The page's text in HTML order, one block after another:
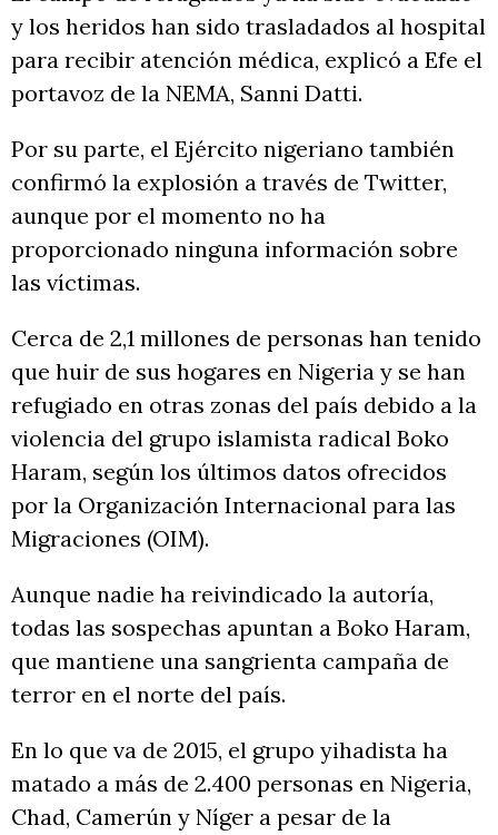
y los heridos han sido trasladados al hospital
para recibir atención médica, explicó a Efe el
portavoz de la NEMA, Sanni Datti.
Por su parte, el Ejército nigeriano también
confirmó la explosión a través de Twitter,
aunque por el momento no ha
proporcionado ninguna información sobre
las víctimas.
Cerca de 2,1 millones de personas han tenido
que huir de sus hogares en Nigeria y se han
refugiado en otras zonas del país debido a la
violencia del grupo islamista radical Boko
Haram, según los últimos datos ofrecidos
por la Organización Internacional para las
Migraciones (OIM).
Aunque nadie ha reivindicado la autoría,
todas las sospechas apuntan a Boko Haram,
que mantiene una sangrienta campaña de
terror en el norte del país.
En lo que va de 2015, el grupo yihadista ha
matado a más de 2.400 personas en Nigeria,
Chad, Camerún y Níger a pesar de la